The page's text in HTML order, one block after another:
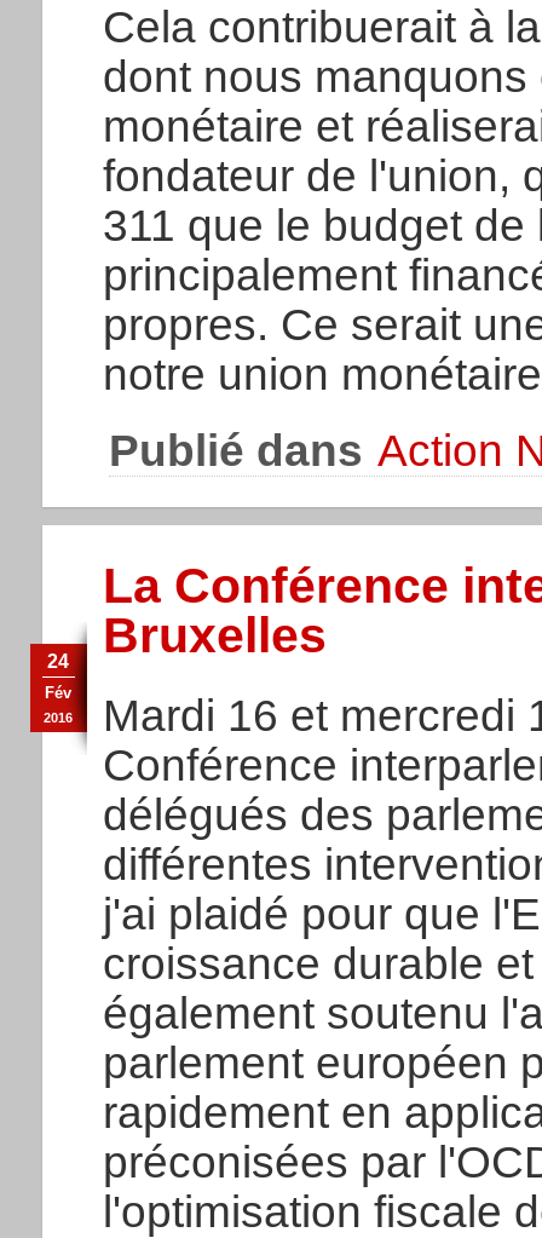
Cela contribuerait à
dont nous
monétaire et
fondateur de l'union,
311 que le budget
principalement
propres. Ce serait
notre union
Publié dans Action
La Conférence
Bruxelles
24
Fév
2016
Mardi 16 et mercredi
Conférence
délégués des
différentes
j'ai plaidé pour que
croissance durable
également soutenu
parlement européen
rapidement en
préconisées par
l'optimisation fiscale